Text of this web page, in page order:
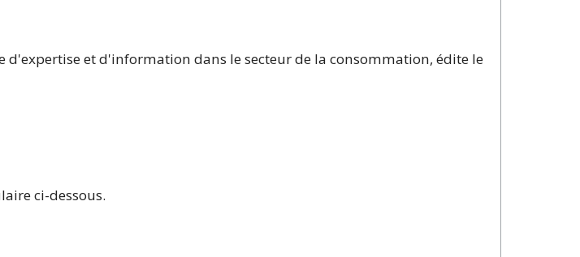
d'expertise et d'information dans le secteur de la consommation, édite le
ci-dessous.